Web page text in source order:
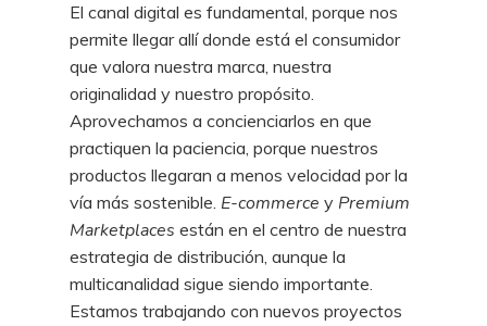
El canal digital es fundamental, porque nos
permite llegar allí donde está el consumidor
que valora nuestra marca, nuestra
originalidad y nuestro propósito.
Aprovechamos a concienciarlos en que
practiquen la paciencia, porque nuestros
productos llegaran a menos velocidad por la
vía más sostenible. E-commerce y Premium
Marketplaces están en el centro de nuestra
estrategia de distribución, aunque la
multicanalidad sigue siendo importante.
Estamos trabajando con nuevos proyectos